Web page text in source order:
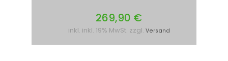
269,90 €
inkl. inkl. 19% MwSt. zzgl. Versand